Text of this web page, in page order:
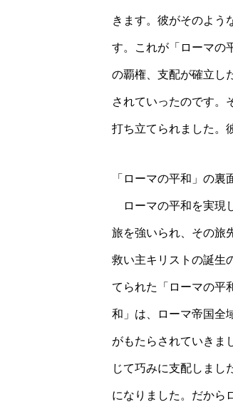
きます。彼がそのよう
す。これが「ローマの
の覇権、支配が確立し
されていったのです。
打ち立てられました。
「ローマの平和」の
ローマの平和を実現
旅を強いられ、その旅
救い主キリストの誕生
てられた「ローマの平
和」は、ローマ帝国全
がもたらされていきま
じて巧みに支配しまし
になりました。だから